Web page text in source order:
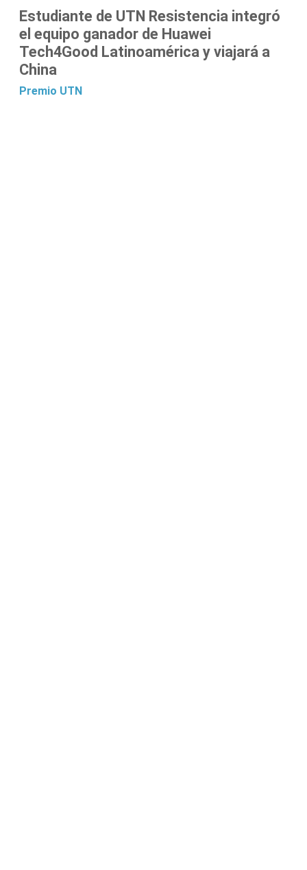
Estudiante de UTN Resistencia integró
el equipo ganador de Huawei
Tech4Good Latinoamérica y viajará a
China
Premio UTN